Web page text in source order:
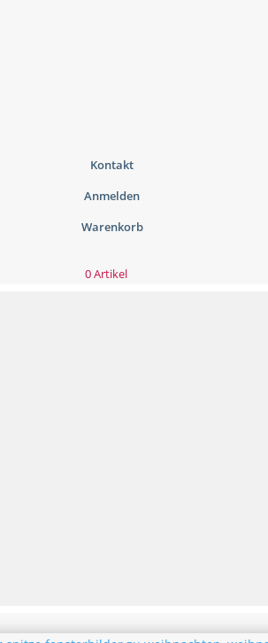
Kontakt
Anmelden
Warenkorb
0 Artikel